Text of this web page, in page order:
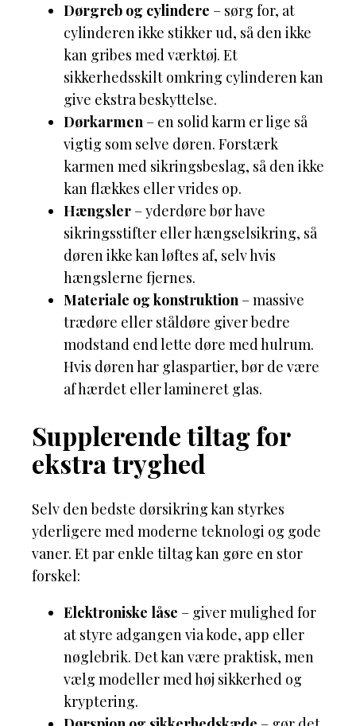
Dørgreb og cylindere – sørg for, at
cylinderen ikke stikker ud, så den ikke
kan gribes med værktøj. Et
sikkerhedsskilt omkring cylinderen kan
give ekstra beskyttelse.
Dørkarmen – en solid karm er lige så
vigtig som selve døren. Forstærk
karmen med sikringsbeslag, så den ikke
kan flækkes eller vrides op.
Hængsler – yderdøre bør have
sikringsstifter eller hængselsikring, så
døren ikke kan løftes af, selv hvis
hængslerne fjernes.
Materiale og konstruktion – massive
trædøre eller ståldøre giver bedre
modstand end lette døre med hulrum.
Hvis døren har glaspartier, bør de være
af hærdet eller lamineret glas.
Supplerende tiltag for
ekstra tryghed
Selv den bedste dørsikring kan styrkes
yderligere med moderne teknologi og gode
vaner. Et par enkle tiltag kan gøre en stor
forskel:
Elektroniske låse – giver mulighed for
at styre adgangen via kode, app eller
nøglebrik. Det kan være praktisk, men
vælg modeller med høj sikkerhed og
kryptering.